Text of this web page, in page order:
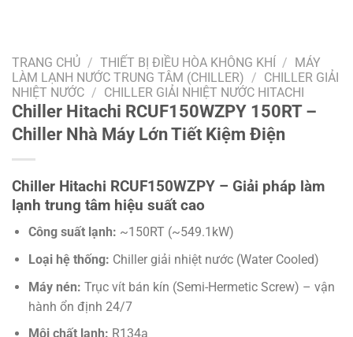
TRANG CHỦ / THIẾT BỊ ĐIỀU HÒA KHÔNG KHÍ / MÁY
LÀM LẠNH NƯỚC TRUNG TÂM (CHILLER) / CHILLER GIẢI
NHIỆT NƯỚC / CHILLER GIẢI NHIỆT NƯỚC HITACHI
Chiller Hitachi RCUF150WZPY 150RT –
Chiller Nhà Máy Lớn Tiết Kiệm Điện
Chiller Hitachi RCUF150WZPY – Giải pháp làm
lạnh trung tâm hiệu suất cao
Công suất lạnh: ~150RT (~549.1kW)
Loại hệ thống: Chiller giải nhiệt nước (Water Cooled)
Máy nén: Trục vít bán kín (Semi-Hermetic Screw) – vận
hành ổn định 24/7
Môi chất lạnh: R134a